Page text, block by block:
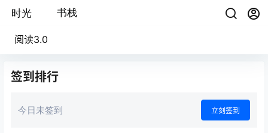
阅读3.0
签到排行
今日未签到 立刻签到